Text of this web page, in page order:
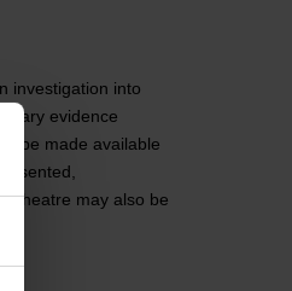
investigation into
evidence
be made available
theatre may also be